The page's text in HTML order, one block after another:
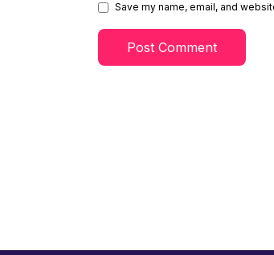
Save my name, email, and